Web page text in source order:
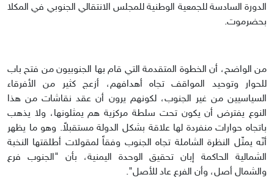
الدورة السادسة للجمعية الوطنية للمجلس الانتقالي الجنوبي في المكلا
بحضرموت.
من الواضح، أن الخطوة المتقدمة التي قام بها الجنوبيون من فتح باب
للحوار وتوحيد المواقف تجاه أهدافهم، أزعج كثير من الأفرقاء
السياسيين من غير الجنوب، لكونهم يرون أن عقد نقاشات من هذا
النوع يفترض أن يكون تحت سلطة مركزية هم يمثلونها، ولا يذهب
باتجاه حوارات منفردة لها علاقة بشكل الدولة مستقبلاً. وهو ما يظهر
أنّه يمثّل النظرة الشاملة تجاه الجنوب وفقاً لمقولات أطلقتها النخبة
الشمالية الحاكمة إبان تحقيق الوحدة اليمنية، بأن "الجنوب فرع
والشمال أصل، وأن الفرع عاد للأصل".